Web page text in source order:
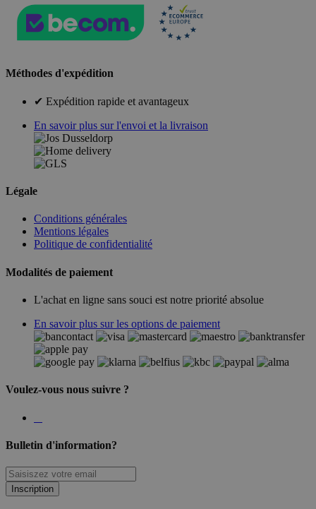
Méthodes d'expédition
✔ Expédition rapide et avantageux
En savoir plus sur l'envoi et la livraison
Légale
Conditions générales
Mentions légales
Politique de confidentialité
Modalités de paiement
L'achat en ligne sans souci est notre priorité absolue
En savoir plus sur les options de paiement
Voulez-vous nous suivre ?
Bulletin d'information?
Inscription